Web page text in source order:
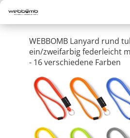
WEBBOMB Lanyard rund
ein/zweifarbig federleicht
- 16 verschiedene Farben